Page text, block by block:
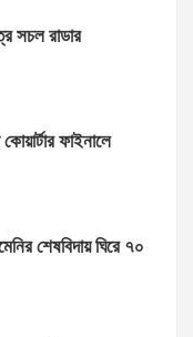
সচল রাডার
ফাইনালে
শেষবিদায় ঘিরে ৭০